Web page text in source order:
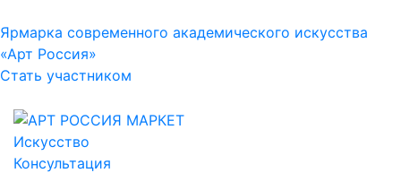
Ярмарка современного академического искусства
«Арт Россия»
Стать участником
Искусство
Консультация